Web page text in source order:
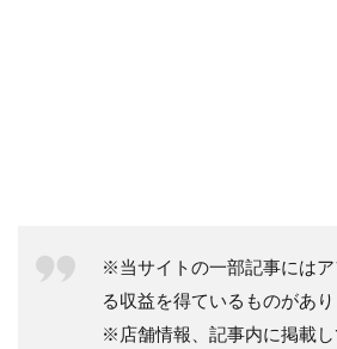
※当サイトの一部記事にはア
る収益を得ているものがあり
※店舗情報、記事内に掲載し